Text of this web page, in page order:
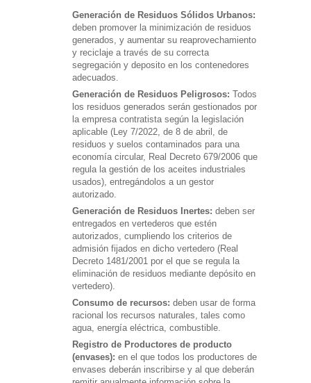
Generación de Residuos Sólidos Urbanos:
deben promover la minimización de residuos
generados, y aumentar su reaprovechamiento
y reciclaje a través de su correcta
segregación y deposito en los contenedores
adecuados.
Generación de Residuos Peligrosos: Todos
los residuos generados serán gestionados por
la empresa contratista según la legislación
aplicable (Ley 7/2022, de 8 de abril, de
residuos y suelos contaminados para una
economía circular, Real Decreto 679/2006 que
regula la gestión de los aceites industriales
usados), entregándolos a un gestor
autorizado.
Generación de Residuos Inertes: deben ser
entregados en vertederos que estén
autorizados, cumpliendo los criterios de
admisión fijados en dicho vertedero (Real
Decreto 1481/2001 por el que se regula la
eliminación de residuos mediante depósito en
vertedero).
Consumo de recursos: deben usar de forma
racional los recursos naturales, tales como
agua, energía eléctrica, combustible.
Registro de Productores de producto
(envases): en el que todos los productores de
envases deberán inscribirse y al que deberán